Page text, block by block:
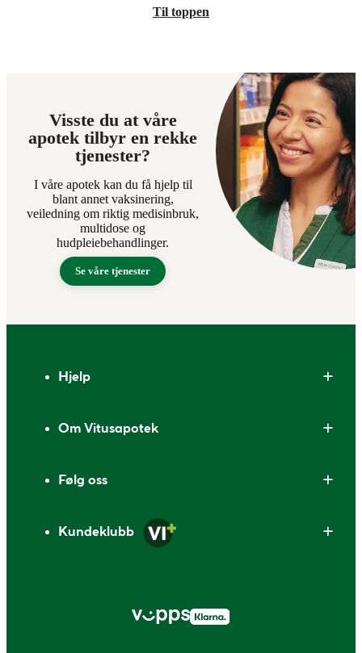
Til toppen
Visste du at våre
apotek tilbyr en rekke
tjenester?
I våre apotek kan du få hjelp til
blant annet vaksinering,
veiledning om riktig medisinbruk,
multidose og
hudpleiebehandlinger.
Se våre tjenester
Hjelp
Om Vitusapotek
Følg oss
Kundeklubb